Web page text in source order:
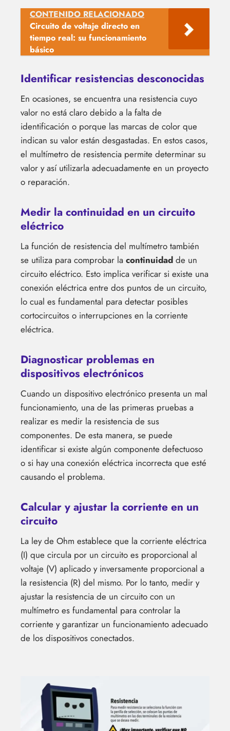
CONTENIDO RELACIONADO
Circuito de voltaje directo en
tiempo real: su funcionamiento
básico
Identificar resistencias desconocidas
En ocasiones, se encuentra una resistencia cuyo
valor no está claro debido a la falta de
identificación o porque las marcas de color que
indican su valor están desgastadas. En estos casos,
el multímetro de resistencia permite determinar su
valor y así utilizarla adecuadamente en un proyecto
o reparación.
Medir la continuidad en un circuito
eléctrico
La función de resistencia del multímetro también
se utiliza para comprobar la continuidad de un
circuito eléctrico. Esto implica verificar si existe una
conexión eléctrica entre dos puntos de un circuito,
lo cual es fundamental para detectar posibles
cortocircuitos o interrupciones en la corriente
eléctrica.
Diagnosticar problemas en
dispositivos electrónicos
Cuando un dispositivo electrónico presenta un mal
funcionamiento, una de las primeras pruebas a
realizar es medir la resistencia de sus
componentes. De esta manera, se puede
identificar si existe algún componente defectuoso
o si hay una conexión eléctrica incorrecta que esté
causando el problema.
Calcular y ajustar la corriente en un
circuito
La ley de Ohm establece que la corriente eléctrica
(I) que circula por un circuito es proporcional al
voltaje (V) aplicado y inversamente proporcional a
la resistencia (R) del mismo. Por lo tanto, medir y
ajustar la resistencia de un circuito con un
multímetro es fundamental para controlar la
corriente y garantizar un funcionamiento adecuado
de los dispositivos conectados.